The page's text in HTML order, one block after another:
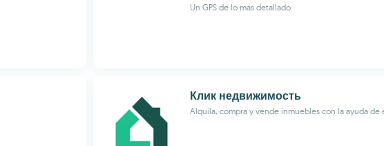
Un GPS de lo más detallado
Клик недвижимость
Alquila, compra y vende inmuebles con la ayuda de